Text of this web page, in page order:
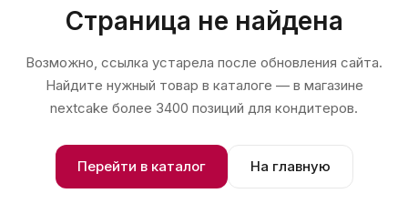
Страница не найдена
Возможно, ссылка устарела после обновления сайта.
Найдите нужный товар в каталоге — в магазине
nextcake более 3400 позиций для кондитеров.
Перейти в каталог На главную